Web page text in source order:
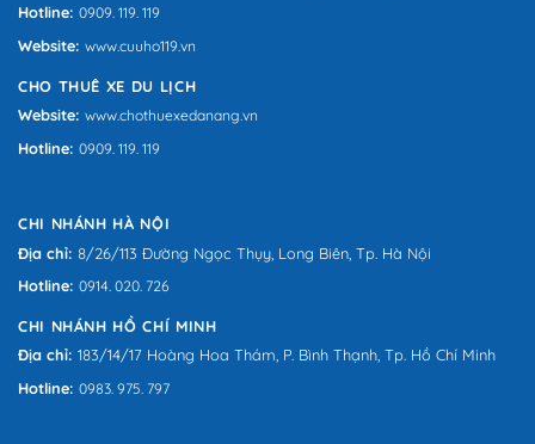
Hotline: 0909. 119. 119
Website: www.cuuho119.vn
CHO THUÊ XE DU LỊCH
Website: www.chothuexedanang.vn
Hotline: 0909. 119. 119
CHI NHÁNH HÀ NỘI
Địa chỉ: 8/26/113 Đường Ngọc Thụy, Long Biên, Tp. Hà Nội
Hotline: 0914. 020. 726
CHI NHÁNH HỒ CHÍ MINH
Địa chỉ: 183/14/17 Hoàng Hoa Thám, P. Bình Thạnh, Tp. Hồ Chí Minh
Hotline: 0983. 975. 797